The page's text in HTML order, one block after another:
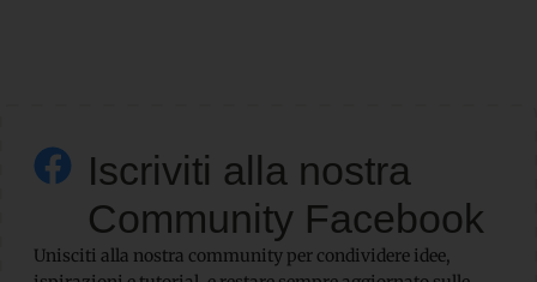
Iscriviti alla nostra
Community Facebook
Unisciti alla nostra community per condividere idee,